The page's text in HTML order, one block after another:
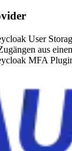
User
aus
MFA